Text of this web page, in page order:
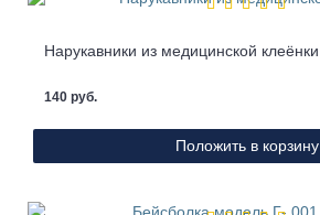
Нарукавники из медицинской клеёнки
140 руб.
Положить в корзину